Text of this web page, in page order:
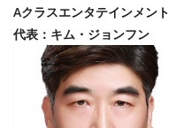
Aクラスエンタテインメント
代表：キム・ジョンフン